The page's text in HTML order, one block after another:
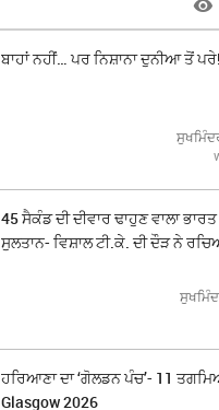
ਬਾਹਾਂ ਨਹੀਂ… ਪਰ ਨਿਸ਼ਾਨਾ ਦੁਨੀਆ ਤੋਂ ਪਰੇ!
45 ਸੈਕੰਡ ਦੀ ਦੀਵਾਰ ਢਾਹੁਣ ਵਾਲਾ ਭਾਰਤ
ਸੁਲਤਾਨ- ਵਿਸ਼ਾਲ ਟੀ.ਕੇ. ਦੀ ਦੌੜ ਨੇ
ਹਰਿਆਣਾ ਦਾ ‘ਗੋਲਡਨ ਪੰਚ’- 11
Glasgow 2026